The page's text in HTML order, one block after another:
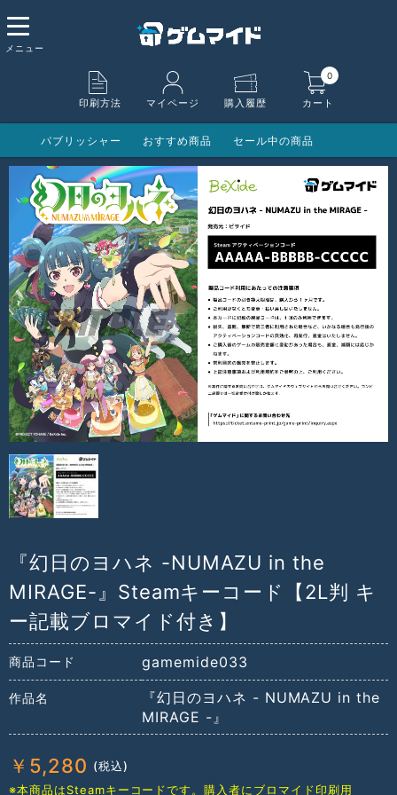
印刷方法 マイページ 購入履歴 カート
0
パブリッシャー おすすめ商品 セール中の商品
『幻日のヨハネ -NUMAZU in the
MIRAGE-』Steamキーコード【2L判 キ
ー記載ブロマイド付き】
商品コード gamemide033
作品名
『幻日のヨハネ - NUMAZU in the
MIRAGE -』
￥ 5,280
※本商品はSteamキーコードです。購入者にブロマイド印刷用